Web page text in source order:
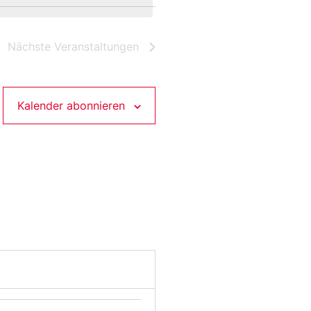
Nächste Veranstaltungen
Kalender abonnieren